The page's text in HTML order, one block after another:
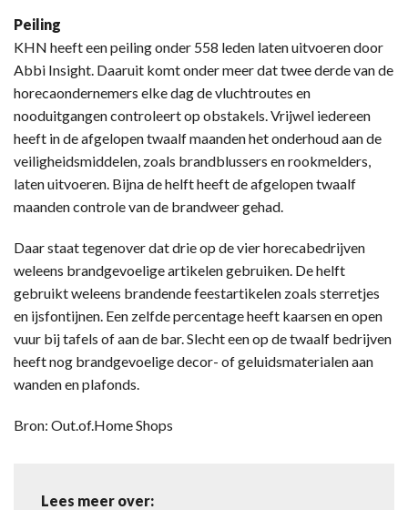
Peiling
KHN heeft een peiling onder 558 leden laten uitvoeren door
Abbi Insight. Daaruit komt onder meer dat twee derde van de
horecaondernemers elke dag de vluchtroutes en
nooduitgangen controleert op obstakels. Vrijwel iedereen
heeft in de afgelopen twaalf maanden het onderhoud aan de
veiligheidsmiddelen, zoals brandblussers en rookmelders,
laten uitvoeren. Bijna de helft heeft de afgelopen twaalf
maanden controle van de brandweer gehad.
Daar staat tegenover dat drie op de vier horecabedrijven
weleens brandgevoelige artikelen gebruiken. De helft
gebruikt weleens brandende feestartikelen zoals sterretjes
en ijsfontijnen. Een zelfde percentage heeft kaarsen en open
vuur bij tafels of aan de bar. Slecht een op de twaalf bedrijven
heeft nog brandgevoelige decor- of geluidsmaterialen aan
wanden en plafonds.
Bron: Out.of.Home Shops
Lees meer over: